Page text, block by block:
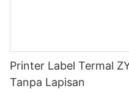
Printer Label Termal
Tanpa Lapisan